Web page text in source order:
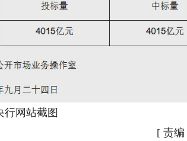
网站截图
[ 责编